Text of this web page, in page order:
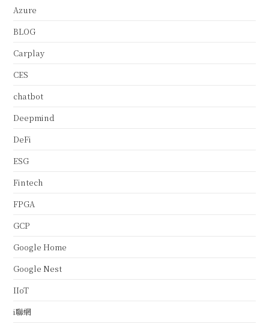
Azure
BLOG
Carplay
CES
chatbot
Deepmind
DeFi
ESG
Fintech
FPGA
GCP
Google Home
Google Nest
IIoT
i聯網